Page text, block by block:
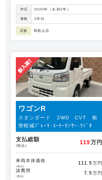
年式 2020年（令和2年）
車検 2年付
店舗 和歌山店
ワゴンR
スタンダード 2WD CVT 衝
突軽減ﾌﾞﾚｰｷ･ｺｰﾅｰｾﾝｻｰ･ﾗｼﾞｵ
支払総額
(税込)
119万円
車両本体価格
(税込)
111.5 万円
諸費用
(税込)
7.5 万円